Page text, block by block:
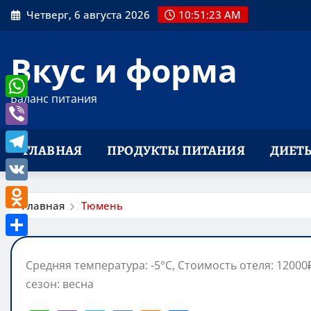
Перейти
к
Четверг, 6 августа 2026 10:51:24 AM
Вкус и форма
Баланс питания
ГЛАВНАЯ ПРОДУКТЫ ПИТАНИЯ
Главная Тюмень
Средняя температура: -5°C, Стоимость отеля:
сезон: весна
WhatsApp
Viber
Telegram
VK
Odnoklassniki
Отправить